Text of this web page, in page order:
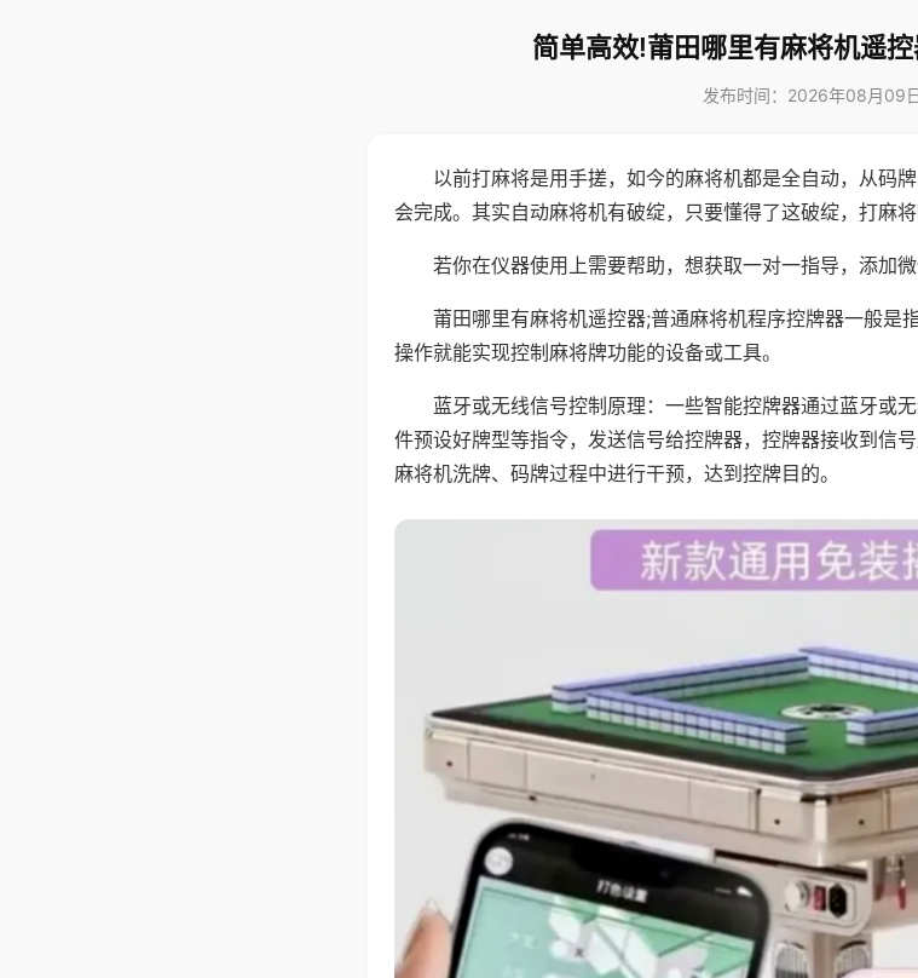
简单高效!莆田哪里有麻将机遥
发布时间：2026年08月09
以前打麻将是用手搓，如今的麻将机都是全自动，从码
会完成。其实自动麻将机有破绽，只要懂得了这破绽，打麻将
若你在仪器使用上需要帮助，想获取一对一指导，添加
莆田哪里有麻将机遥控器;普通麻将机程序控牌器一般是
操作就能实现控制麻将牌功能的设备或工具。
蓝牙或无线信号控制原理：一些智能控牌器通过蓝牙或
件预设好牌型等指令，发送信号给控牌器，控牌器接收到信
麻将机洗牌、码牌过程中进行干预，达到控牌目的。